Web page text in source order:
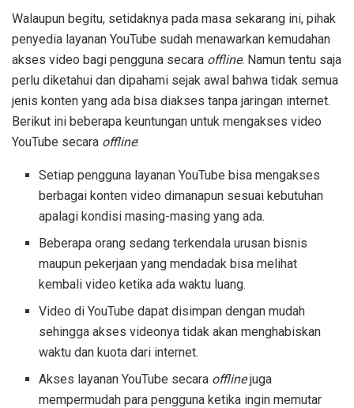
Walaupun begitu, setidaknya pada masa sekarang ini, pihak
penyedia layanan YouTube sudah menawarkan kemudahan
akses video bagi pengguna secara offline. Namun tentu saja
perlu diketahui dan dipahami sejak awal bahwa tidak semua
jenis konten yang ada bisa diakses tanpa jaringan internet.
Berikut ini beberapa keuntungan untuk mengakses video
YouTube secara offline:
Setiap pengguna layanan YouTube bisa mengakses
berbagai konten video dimanapun sesuai kebutuhan
apalagi kondisi masing-masing yang ada.
Beberapa orang sedang terkendala urusan bisnis
maupun pekerjaan yang mendadak bisa melihat
kembali video ketika ada waktu luang.
Video di YouTube dapat disimpan dengan mudah
sehingga akses videonya tidak akan menghabiskan
waktu dan kuota dari internet.
Akses layanan YouTube secara offlinejuga
mempermudah para pengguna ketika ingin memutar